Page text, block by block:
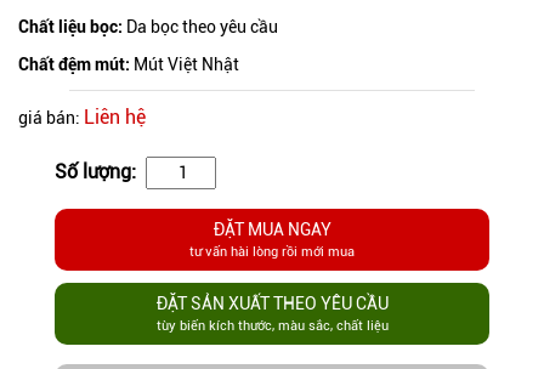
Chất liệu bọc: Da bọc theo yêu cầu
Chất đệm mút: Mút Việt Nhật
giá bán: Liên hệ
Số lượng:
ĐẶT MUA NGAY
tư vấn hài lòng rồi mới mua
ĐẶT SẢN XUẤT THEO YÊU CẦU
tùy biến kích thước, màu sắc, chất liệu